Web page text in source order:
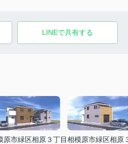
LINEで共有する
原市緑区相原３丁目相模原市緑区相原